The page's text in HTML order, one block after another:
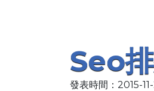
Seo
發表時間：2015-